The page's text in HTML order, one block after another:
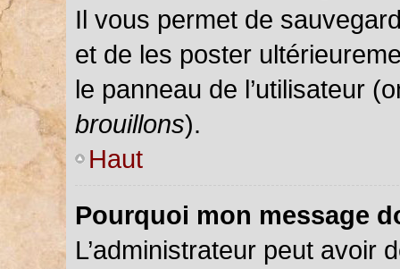
Il vous permet de
et de les poster
le panneau de l’utilisateur
brouillons).
Haut
Pourquoi mon message
L’administrateur peut avoir